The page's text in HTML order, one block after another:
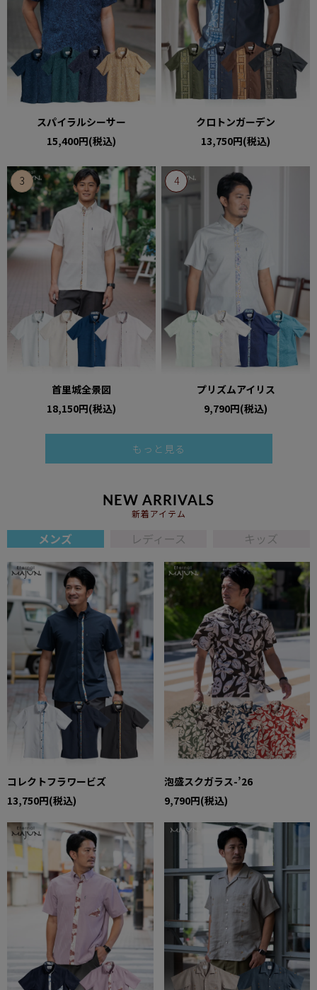
スパイラルシーサー
15,400円(税込)
クロトンガーデン
13,750円(税込)
首里城全景図
18,150円(税込)
プリズムアイリス
9,790円(税込)
もっと見る
NEW ARRIVALS
新着アイテム
メンズ レディース キッズ
コレクトフラワービズ
13,750円(税込)
泡盛スクガラス-’26
9,790円(税込)